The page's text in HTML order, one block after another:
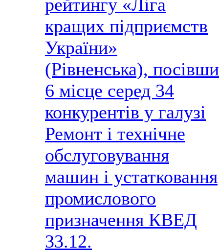
рейтингу «Ліга
кращих підприємств
України»
(Рівненська), посівши
6 місце серед 34
конкурентів у галузі
Ремонт і технічне
обслуговування
машин і устатковання
промислового
призначення КВЕД
33.12.